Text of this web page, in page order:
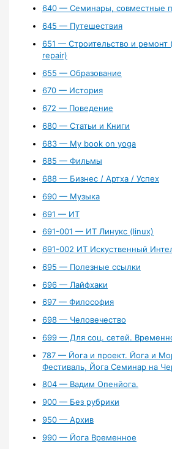
640 — Семинары, совместные
645 — Путешествия
651 — Строительство и ремонт
repair)
655 — Образование
670 — История
672 — Поведение
680 — Статьи и Книги
683 — My book on yoga
685 — Фильмы
688 — Бизнес / Артха / Успех
690 — Музыка
691 — ИТ
691-001 — ИТ Линукс (linux)
691-002 ИТ Искуственный
695 — Полезные ссылки
696 — Лайфхаки
697 — Философия
698 — Человечество
699 — Для соц. сетей.
787 — Йога и проект. Йога и
Фестиваль, Йога Семинар на
804 — Вадим Опенйога.
900 — Без рубрики
950 — Архив
990 — Йога Временное